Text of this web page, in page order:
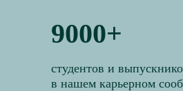
9000+
студентов и
в нашем карьерном